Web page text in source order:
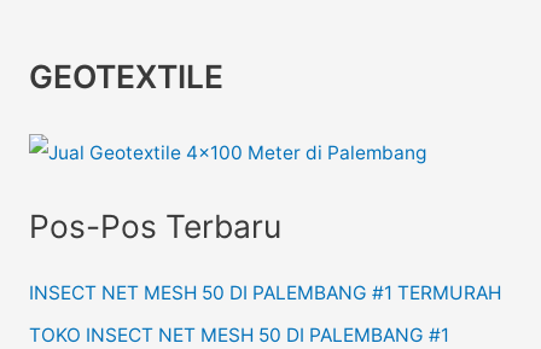
GEOTEXTILE
Pos-Pos Terbaru
INSECT NET MESH 50 DI PALEMBANG #1 TERMURAH
TOKO INSECT NET MESH 50 DI PALEMBANG #1